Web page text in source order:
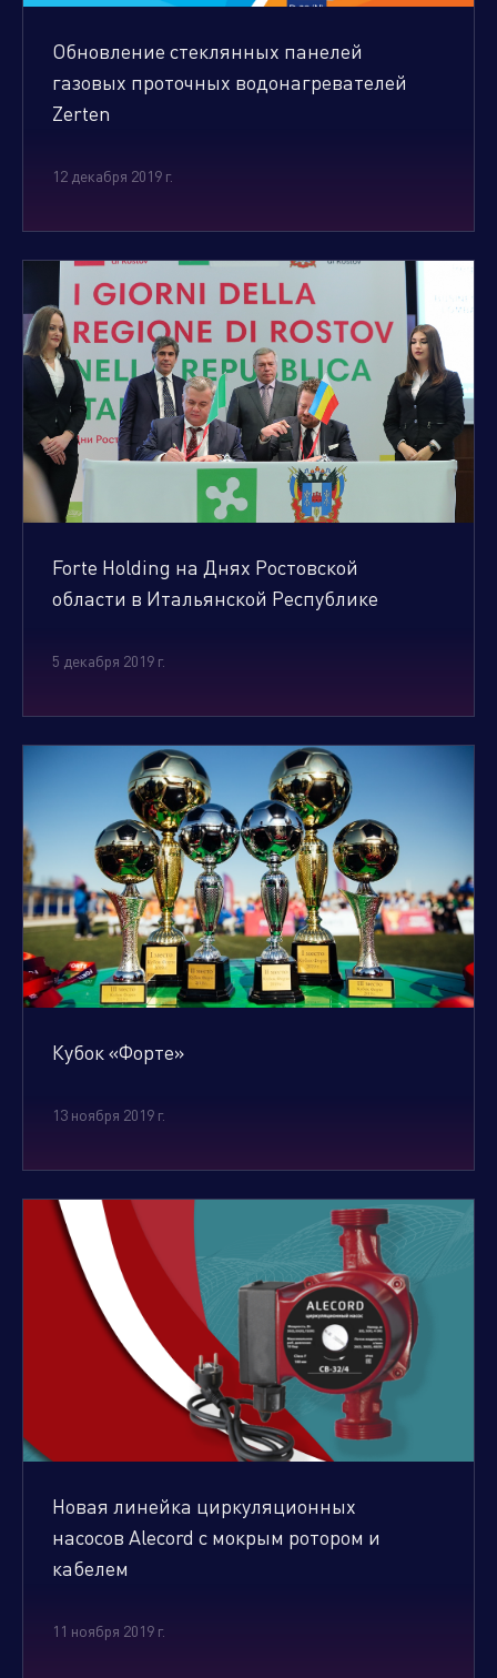
Климатическое оборудование
и бытовая техника
Обновление стеклянных панелей
газовых проточных водонагревателей
Zerten
12 декабря 2019 г.
Forte Holding на Днях Ростовской
области в Итальянской Республике
5 декабря 2019 г.
Кубок «Форте»
13 ноября 2019 г.
Новая линейка циркуляционных
насосов Alecord с мокрым ротором и
кабелем
11 ноября 2019 г.